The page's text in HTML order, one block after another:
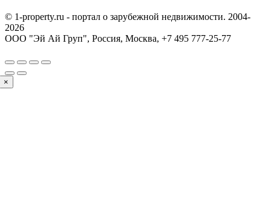
© 1-property.ru - портал о зарубежной недвижимости. 2004-
2026
ООО "Эй Ай Груп", Россия, Москва, +7 495 777-25-77
×